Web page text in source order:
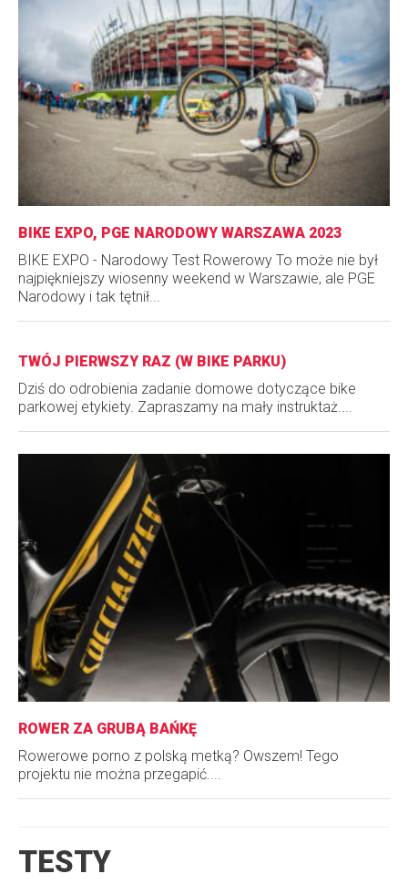
BIKE EXPO, PGE NARODOWY WARSZAWA 2023
BIKE EXPO - Narodowy Test Rowerowy To może nie był
najpiękniejszy wiosenny weekend w Warszawie, ale PGE
Narodowy i tak tętnił...
TWÓJ PIERWSZY RAZ (W BIKE PARKU)
Dziś do odrobienia zadanie domowe dotyczące bike
parkowej etykiety. Zapraszamy na mały instruktaż....
ROWER ZA GRUBĄ BAŃKĘ
Rowerowe porno z polską metką? Owszem! Tego
projektu nie można przegapić....
TESTY